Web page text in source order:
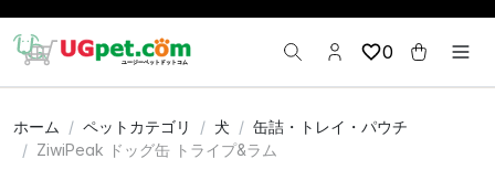
0
ホーム ペットカテゴリ 犬
缶詰・トレイ・パウチ
ZiwiPeak ドッグ缶 トライプ&ラム